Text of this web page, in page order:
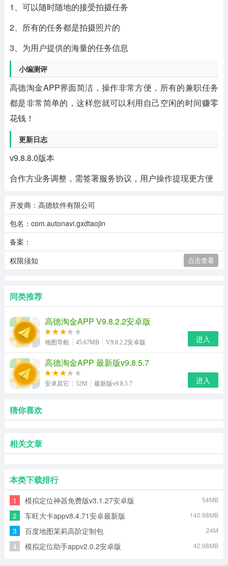
1、可以随时随地的接受拍摄任务
2、所有的任务都是拍摄照片的
3、为用户提供的海量的任务信息
小编测评
高德淘金APP界面简洁，操作非常方便，所有的兼职任务
都是非常简单的，这样您就可以利用自己空闲的时间赚零
花钱！
更新日志
v9.8.8.0版本
合作方业务调整，需签署服务协议，用户操作提现更方便
开发商：高德软件有限公司
包名：com.autonavi.gxdtaojin
备案：
权限须知
点击查看
同类推荐
高德淘金APP V9.8.2.2安卓版
地图导航 45.67MB V9.8.2.2安卓版 进入
高德淘金APP 最新版v9.8.5.7
安卓其它 52M 最新版v9.8.5.7 进入
猜你喜欢
相关文章
本类下载排行
1 模拟定位神器免费版v3.1.27安卓版 54MB
2 车旺大卡appv8.4.71安卓最新版 140.98MB
3 百度地图茉莉高阶定制包 24M
4 模拟定位助手appv2.0.2安卓版 42.98MB